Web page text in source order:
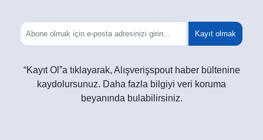
Kayıt olmak
“Kayıt Ol”a tıklayarak, Alışverişspout haber bültenine
kaydolursunuz. Daha fazla bilgiyi veri koruma
beyanında bulabilirsiniz.